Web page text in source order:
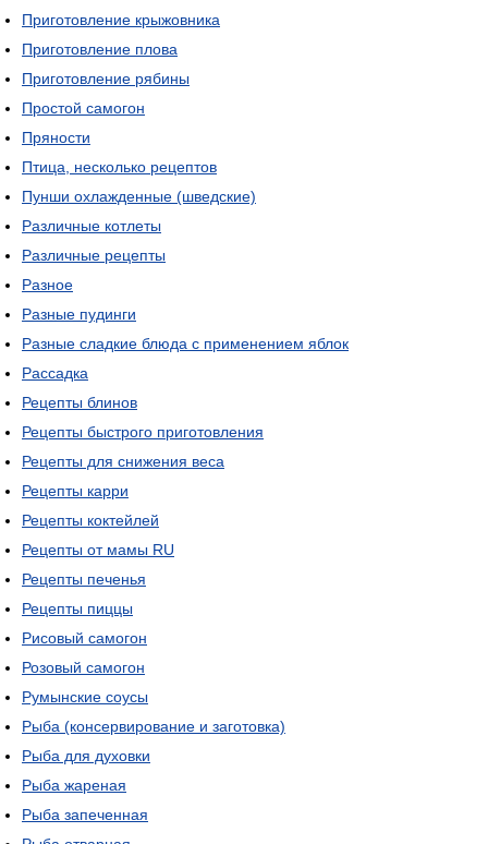
Приготовление крыжовника
Приготовление плова
Приготовление рябины
Простой самогон
Пряности
Птица, несколько рецептов
Пунши охлажденные (шведские)
Различные котлеты
Различные рецепты
Разное
Разные пудинги
Разные сладкие блюда с применением яблок
Рассадка
Рецепты блинов
Рецепты быстрого приготовления
Рецепты для снижения веса
Рецепты карри
Рецепты коктейлей
Рецепты от мамы RU
Рецепты печенья
Рецепты пиццы
Рисовый самогон
Розовый самогон
Румынские соусы
Рыба (консервирование и заготовка)
Рыба для духовки
Рыба жареная
Рыба запеченная